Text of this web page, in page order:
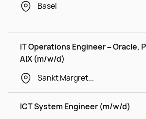
Basel
IT Operations Engineer – Oracle,
AIX (m/w/d)
Sankt Margrethen, Sargans
ICT System Engineer (m/w/d)